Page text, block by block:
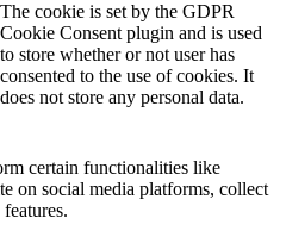
The cookie is set by the GDPR
Cookie Consent plugin and is used
to store whether or not user has
consented to the use of cookies. It
does not store any personal data.
certain functionalities like
on social media platforms, collect